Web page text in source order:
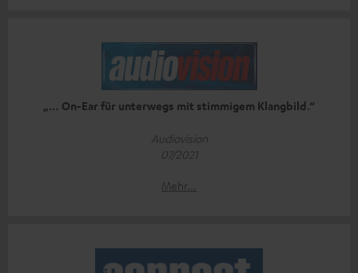
„… On-Ear für unterwegs mit stimmigem Klangbild.“
Audiovision
07/2021
Mehr...